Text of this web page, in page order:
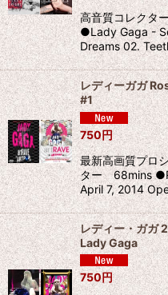
高音質コレクタ
●Lady Gaga -
Dreams 02.
レディーガガ
#1
750円
最新高画質プロ
ター 68mins
April 7, 2014
レディー・ガガ
Lady Gaga
750円